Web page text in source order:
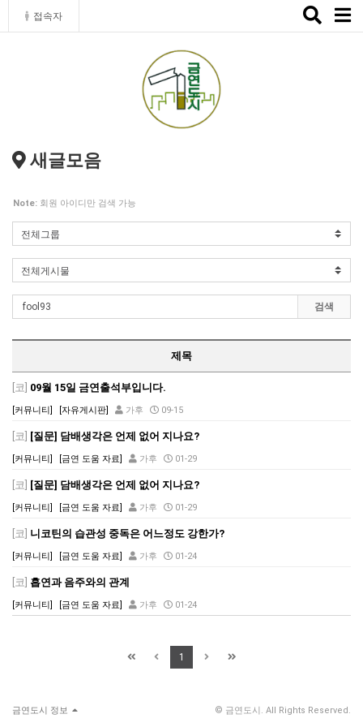
접속자
Toggle
새글모음
Note: 회원 아이디만 검색 가능
검색
제목
[코] 09월 15일 금연출석부입니다.
[커뮤니티] [자유게시판] 가후 09-15
[코] [질문] 담배생각은 언제 없어 지나요?
[커뮤니티] [금연 도움 자료] 가후 01-29
[코] [질문] 담배생각은 언제 없어 지나요?
[커뮤니티] [금연 도움 자료] 가후 01-29
[코] 니코틴의 습관성 중독은 어느정도 강한가?
[커뮤니티] [금연 도움 자료] 가후 01-24
[코] 흡연과 음주와의 관계
[커뮤니티] [금연 도움 자료] 가후 01-24
1
금연도시 정보 © 금연도시. All Rights Reserved.